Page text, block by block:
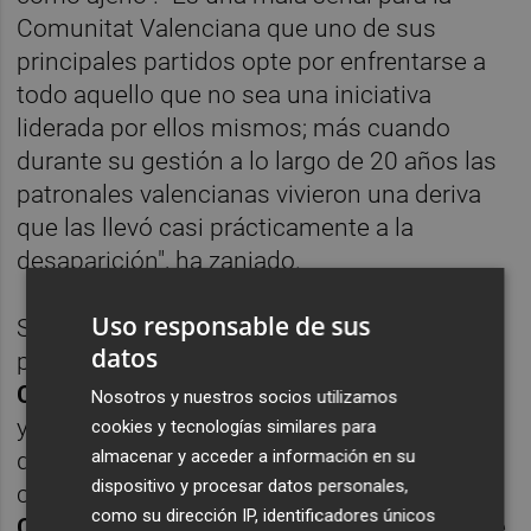
Comunitat Valenciana que uno de sus
principales partidos opte por enfrentarse a
todo aquello que no sea una iniciativa
liderada por ellos mismos; más cuando
durante su gestión a lo largo de 20 años las
patronales valencianas vivieron una deriva
que las llevó casi prácticamente a la
desaparición", ha zanjado.
Según se puede ver en la memoria del
presupuesto,
Cepal
recibirá 60.000 euros para el fomento
y la cooperación empresarial en la provincia
de Alicante;Cepyme, 15.000 euros para un
ciclo de conferencias; laCámara de
Uso responsable de sus
datos
Nosotros y nuestros socios utilizamos
cookies y tecnologías similares para
almacenar y acceder a información en su
dispositivo y procesar datos personales,
como su dirección IP, identificadores únicos